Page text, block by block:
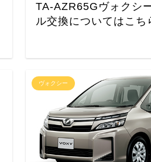
TA-AZR65Gヴォクシ
ル交換についてはこち
ヴォクシー